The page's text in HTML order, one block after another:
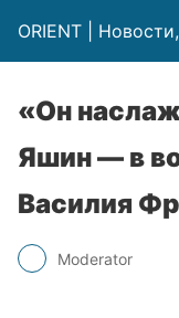
ORIENT |
«Он
Яшин — в
Василия
Moderator